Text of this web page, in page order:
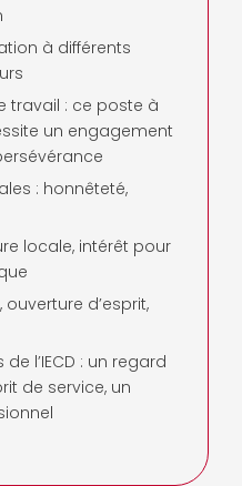
à différents
travail : ce poste à
un engagement
: honnêteté,
locale, intérêt pour
d’esprit,
l’IECD : un regard
de service, un